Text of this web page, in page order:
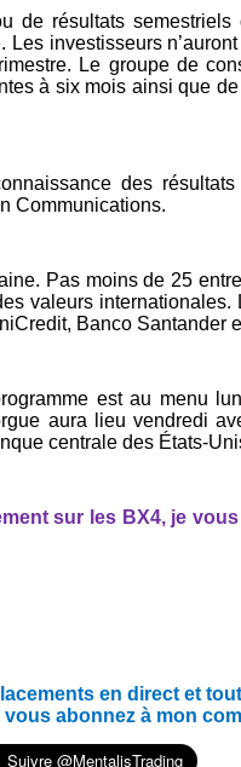
de résultats
investisseurs
Le groupe de
à six mois ainsi que
des
Communications.
Pas moins de 25
valeurs
Banco Santander
est au menu
aura lieu vendredi
centrale des États-
sur les BX4, je
en direct et
vous abonnez à mon